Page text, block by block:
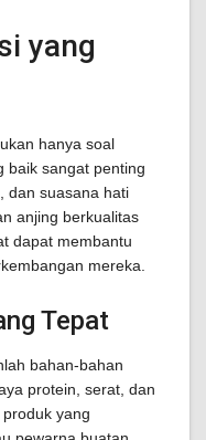
yang
hanya soal
baik sangat penting
dan suasana hati
anjing berkualitas
dapat membantu
mereka.
Tepat
bahan-bahan
protein, serat, dan
yang